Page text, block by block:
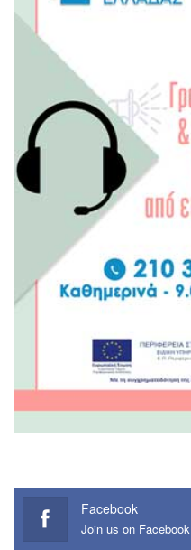
Facebook
Join us on Facebook